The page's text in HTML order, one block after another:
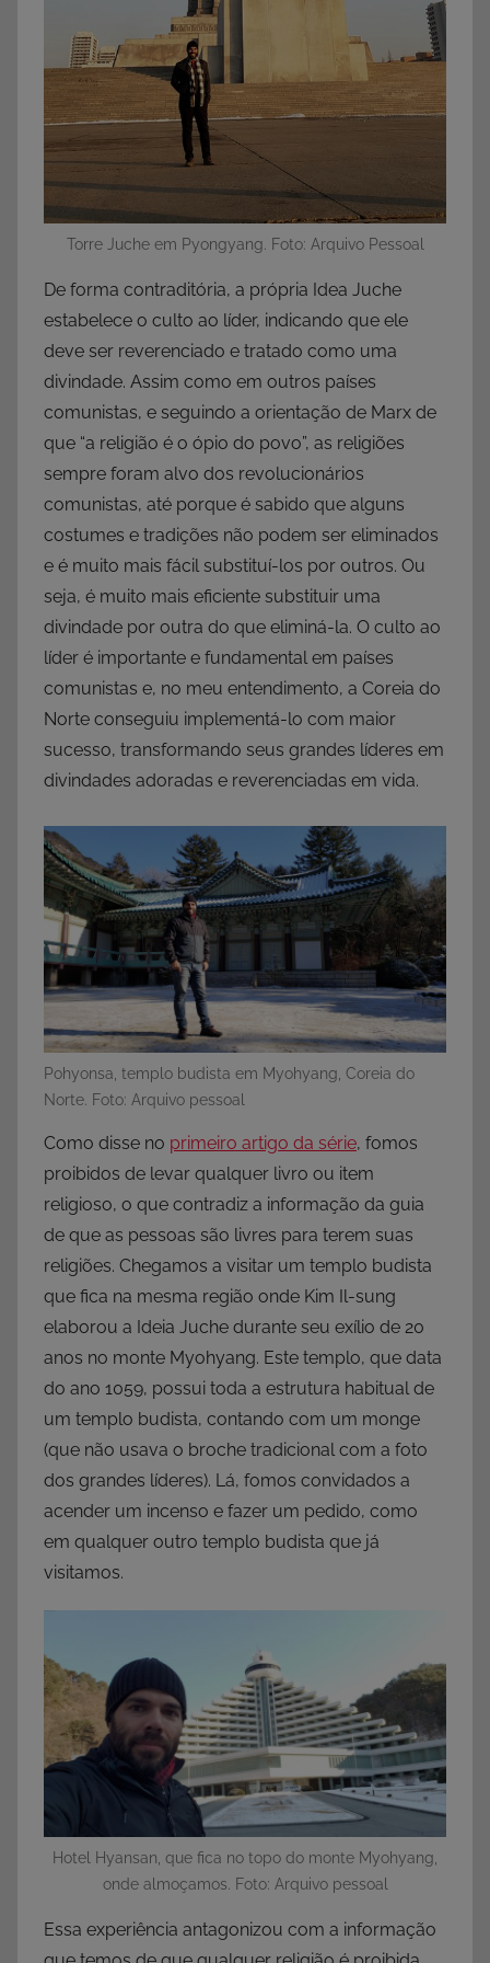
Torre Juche em Pyongyang. Foto: Arquivo Pessoal
De forma contraditória, a própria Idea Juche
estabelece o culto ao líder, indicando que ele
deve ser reverenciado e tratado como uma
divindade. Assim como em outros países
comunistas, e seguindo a orientação de Marx de
que “a religião é o ópio do povo”, as religiões
sempre foram alvo dos revolucionários
comunistas, até porque é sabido que alguns
costumes e tradições não podem ser eliminados
e é muito mais fácil substituí-los por outros. Ou
seja, é muito mais eficiente substituir uma
divindade por outra do que eliminá-la. O culto ao
líder é importante e fundamental em países
comunistas e, no meu entendimento, a Coreia do
Norte conseguiu implementá-lo com maior
sucesso, transformando seus grandes líderes em
divindades adoradas e reverenciadas em vida.
Pohyonsa, templo budista em Myohyang, Coreia do
Norte. Foto: Arquivo pessoal
Como disse no primeiro artigo da série, fomos
proibidos de levar qualquer livro ou item
religioso, o que contradiz a informação da guia
de que as pessoas são livres para terem suas
religiões. Chegamos a visitar um templo budista
que fica na mesma região onde Kim Il-sung
elaborou a Ideia Juche durante seu exílio de 20
anos no monte Myohyang. Este templo, que data
do ano 1059, possui toda a estrutura habitual de
um templo budista, contando com um monge
(que não usava o broche tradicional com a foto
dos grandes líderes). Lá, fomos convidados a
acender um incenso e fazer um pedido, como
em qualquer outro templo budista que já
visitamos.
Hotel Hyansan, que fica no topo do monte Myohyang,
onde almoçamos. Foto: Arquivo pessoal
Essa experiência antagonizou com a informação